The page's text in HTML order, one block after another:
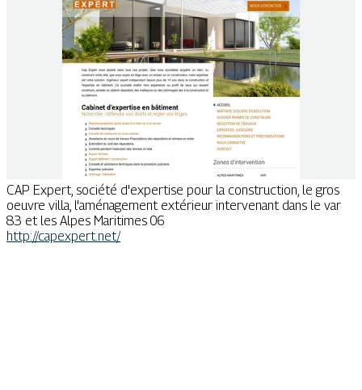
CAP Expert, société d'expertise pour la construction, le gros
oeuvre villa, l'aménagement extérieur intervenant dans le var
83 et les Alpes Maritimes 06
http://capexpert.net/